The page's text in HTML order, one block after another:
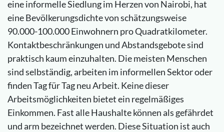
eine informelle Siedlung im Herzen von Nairobi, hat
eine Bevölkerungsdichte von schätzungsweise
90.000-100.000 Einwohnern pro Quadratkilometer.
Kontaktbeschränkungen und Abstandsgebote sind
praktisch kaum einzuhalten. Die meisten Menschen
sind selbständig, arbeiten im informellen Sektor oder
finden Tag für Tag neu Arbeit. Keine dieser
Arbeitsmöglichkeiten bietet ein regelmäßiges
Einkommen. Fast alle Haushalte können als gefährdet
und arm bezeichnet werden. Diese Situation ist auch